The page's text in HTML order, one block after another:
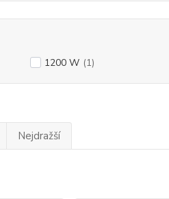
1200 W (1)
Nejdražší